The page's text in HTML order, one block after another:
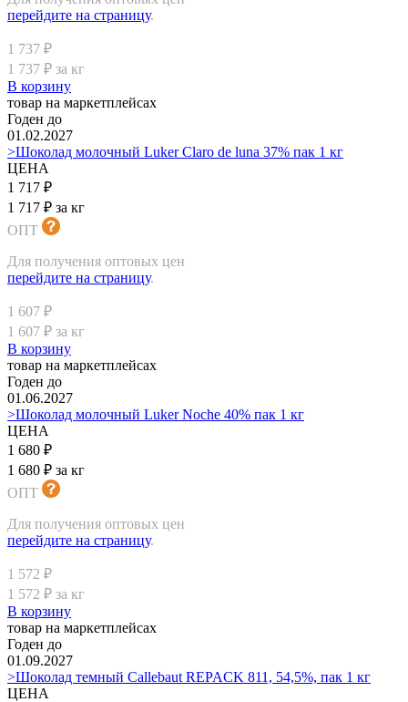
перейдите на страницу.
1 737 ₽
1 737 ₽ за кг
В корзину
товар на маркетплейсах
Годен до
01.02.2027
>Шоколад молочный Luker Claro de luna 37% пак 1 кг
ЦЕНА
1 717 ₽
1 717 ₽ за кг
ОПТ
Для получения оптовых цен
перейдите на страницу.
1 607 ₽
1 607 ₽ за кг
В корзину
товар на маркетплейсах
Годен до
01.06.2027
>Шоколад молочный Luker Noche 40% пак 1 кг
ЦЕНА
1 680 ₽
1 680 ₽ за кг
ОПТ
Для получения оптовых цен
перейдите на страницу.
1 572 ₽
1 572 ₽ за кг
В корзину
товар на маркетплейсах
Годен до
01.09.2027
>Шоколад темный Callebaut REPACK 811, 54,5%, пак 1 кг
ЦЕНА